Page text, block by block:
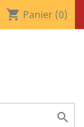
shopping_cart Panier (0)
